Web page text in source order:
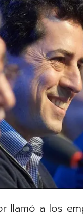
llamó a los